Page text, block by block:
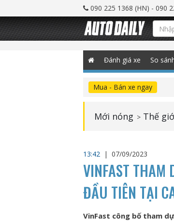
090 225 1368 (HN) - 090
Đánh giá xe So
Mua - Bán xe ngay
Mới nóng > Thế
13:42 | 07/09/2023
VINFAST THAM
ĐẦU TIÊN TẠI
VinFast công bố tham